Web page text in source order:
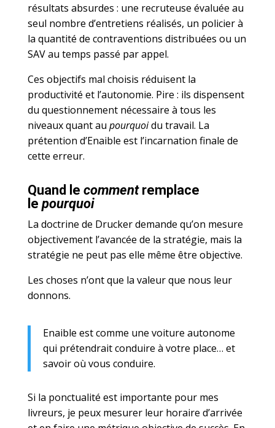
résultats absurdes : une recruteuse évaluée au
seul nombre d’entretiens réalisés, un policier à
la quantité de contraventions distribuées ou un
SAV au temps passé par appel.
Ces objectifs mal choisis réduisent la
productivité et l’autonomie. Pire : ils dispensent
du questionnement nécessaire à tous les
niveaux quant au pourquoidu travail. La
prétention d’Enaible est l’incarnation finale de
cette erreur.
Quand le comment remplace
le pourquoi
La doctrine de Drucker demande qu’on mesure
objectivement l’avancée de la stratégie, mais la
stratégie ne peut pas elle même être objective.
Les choses n’ont que la valeur que nous leur
donnons.
Enaible est comme une voiture autonome
qui prétendrait conduire à votre place… et
savoir où vous conduire.
Si la ponctualité est importante pour mes
livreurs, je peux mesurer leur horaire d’arrivée